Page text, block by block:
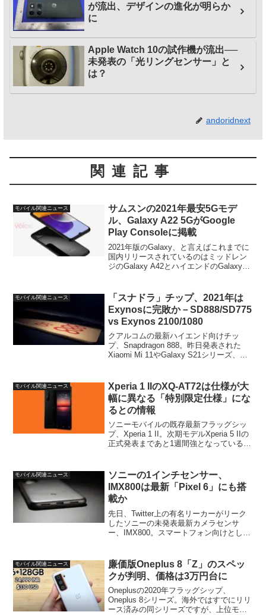
が流出、デザインの進化が明らか
に
Apple Watch 10の試作機が流出──
未発表の「光リングセンサー」と
は？
andoridnext
関連記事
モバイル関連ニュース
サムスンの2021年最安5Gモデ
ル、Galaxy A22 5GがGoogle
Play Consoleに掲載
2021年版のGalaxy、と言えばこれまでに
国内リリースされているのはミッドレン
ジのGalaxy A42とハイエンドのGalaxy
れており、今回、このうち...
モバイル関連ニュース
「スナドラ」チップ、2021年は
Exynosに完敗か－SD888/SD775
vs Exynos 2100/1080
クアルコムの最新ハイエンド向けチッ
プ、Snapdragon 888。昨日発表された
Xiaomi Mi 11やGalaxy S21シリーズ、次
方、この...
モバイル関連ニュース
Xperia 1 IIのXQ-AT72は仕様が大
幅に異なる「特別限定仕様」にな
るとの情報
ソニーモバイルの既存最新フラッグシッ
プ、Xperia 1 II。次期モデルXperia 5 IIの
正式発表まであと1週間強となっているの
のがこの中国本土版で、型番はXQ...
モバイル関連ニュース
ソニーの1インチセンサー、
IMX800は最新「Pixel 6」にも搭
載か
先日、Twitter上の有名リーカーがリーク
したソニーの未発表最新カメラセンサ
ー、IMX800。スマートフォン向けとして
プ、Huawei P50シリーズに初搭載され...
モバイル関連ニュース
廉価版Oneplus 8「Z」のスペッ
クが判明、価格は3万円台に
Oneplusの2020年フラッグシップ、
Oneplus 8シリーズ。海外ではすでにリリ
ース済みの同シリーズですが、上位モデ